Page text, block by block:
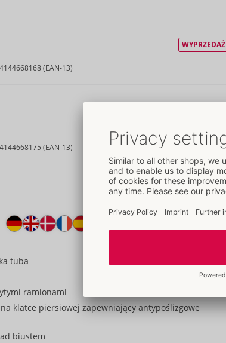
(EAN-13)
WYPRZEDAŻ
(EAN-13)
tuba
ramionami
klatce piersiowej zapewniający antypoślizgowe
biustem